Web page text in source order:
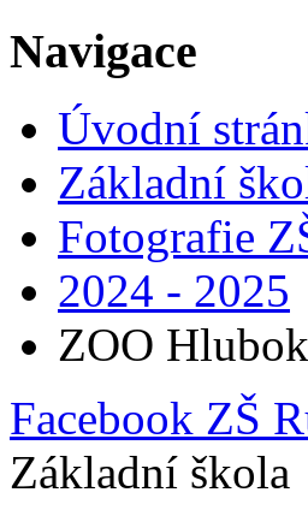
Navigace
Úvodní
Základní
Fotografie
2024 - 2025
ZOO
Facebook ZŠ
Základní škola